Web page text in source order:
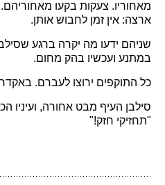
מאחוריו. צעקות בקעו
ארצה: אין זמן לחבוש אותן.
שניהם ידעו מה יקרה ברגע
במתנע ועכשיו בהק מחום.
כל התוקפים ירוצו לעברם.
סילבן העיף מבט אחורה, ועיניו
"תחזיקי חזק!"